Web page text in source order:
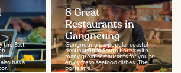
the East
has a
8 Great
Restaurants in
Gangneung
Gangneung is a popular coastal
destination in South Korea with
many great restaurants for you to
enjoy fresh seafood dishes. The
ports and...